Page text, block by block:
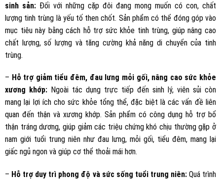
sinh sản: Đối với những cặp đôi đang mong muốn có con, chất
lượng tinh trùng là yếu tố then chốt. Sản phẩm có thể đóng góp vào
mục tiêu này bằng cách hỗ trợ sức khỏe tinh trùng, giúp nâng cao
chất lượng, số lượng và tăng cường khả năng di chuyển của tinh
trùng.
– Hỗ trợ giảm tiểu đêm, đau lưng mỏi gối, nâng cao sức khỏe
xương khớp: Ngoài tác dụng trực tiếp đến sinh lý, viên sủi còn
mang lại lợi ích cho sức khỏe tổng thể, đặc biệt là các vấn đề liên
quan đến thận và xương khớp. Sản phẩm có công dụng hỗ trợ bổ
thận tráng dương, giúp giảm các triệu chứng khó chịu thường gặp ở
nam giới tuổi trung niên như đau lưng, mỏi gối, tiểu đêm, mang lại
giấc ngủ ngon và giúp cơ thể thoải mái hơn.
– Hỗ trợ duy trì phong độ và sức sống tuổi trung niên:Quá trình